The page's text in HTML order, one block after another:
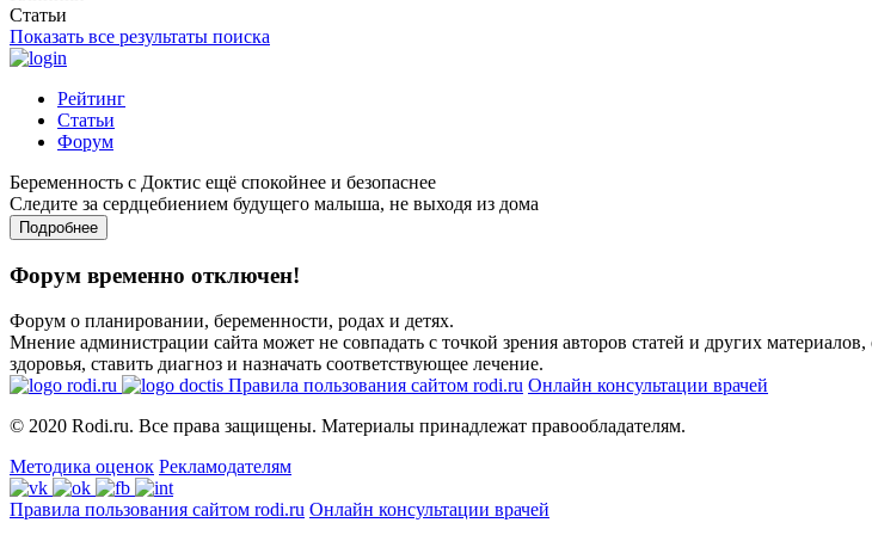
Статьи
Показать все результаты поиска
Рейтинг
Статьи
Форум
Беременность с Доктис ещё спокойнее и безопаснее
Следите за сердцебиением будущего малыша, не выходя из дома
Подробнее
Форум временно отключен!
Форум о планировании, беременности, родах и детях.
Мнение администрации сайта может не совпадать с точкой зрения авторов статей и других
здоровья, ставить диагноз и назначать соответствующее лечение.
Правила пользования сайтом rodi.ru Онлайн консультации врачей
© 2020 Rodi.ru. Все права защищены. Материалы принадлежат правообладателям.
Методика оценок Рекламодателям
Правила пользования сайтом rodi.ru Онлайн консультации врачей